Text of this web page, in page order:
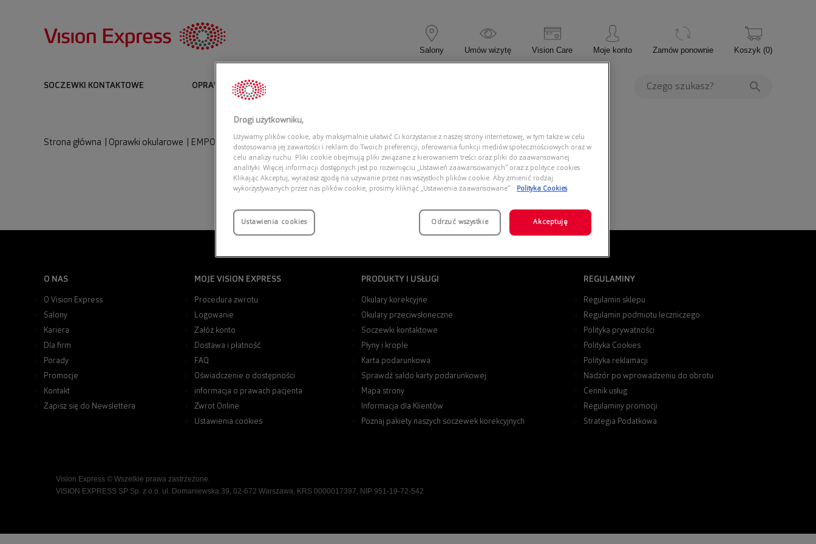
Salony Umów wizytę Vision Care Moje konto Zamów ponownie Koszyk (0)
SOCZEWKI KONTAKTOWE OPRAWKI I OKULARY KOREKCYJNE
Strona główna Oprawki okularowe EMPORIO ARMANI 0EA1175 3003
O NAS
O Vision Express
Salony
Kariera
Dla firm
Porady
Promocje
Kontakt
Zapisz się do Newslettera
MOJE VISION EXPRESS
Procedura zwrotu
Logowanie
Załóż konto
Dostawa i płatność
FAQ
Oświadczenie o dostępności
informacja o prawach pacjenta
Zwrot Online
Ustawienia cookies
PRODUKTY I USŁUGI
Okulary korekcyjne
Okulary przeciwsłoneczne
Soczewki kontaktowe
Płyny i krople
Karta podarunkowa
Sprawdź saldo karty podarunkowej
Mapa strony
Informacja dla Klientów
Poznaj pakiety naszych soczewek korekcyjnych
REGULAMINY
Regulamin sklepu
Regulamin podmiotu leczniczego
Polityka prywatności
Polityka Cookies
Polityka reklamacji
Nadzór po wprowadzeniu do obrotu
Cennik usług
Regulaminy promocji
Strategia Podatkowa
Vision Express © Wszelkie prawa zastrzeżone.
VISION EXPRESS SP Sp. z o.o. ul. Domaniewska 39, 02-672 Warszawa, KRS 0000017397, NIP 951-19-72-542
Drogi użytkowniku,
Używamy plików cookie, aby maksymalnie ułatwić Ci korzystanie z naszej strony internetowej, w tym także w celu
dostosowania jej zawartości i reklam do Twoich preferencji, oferowania funkcji mediów społecznościowych oraz w
celu analizy ruchu. Pliki cookie obejmują pliki związane z kierowaniem treści oraz pliki do zaawansowanej
analityki. Więcej informacji dostępnych jest po rozwinięciu „Ustawień zaawansowanych” oraz z polityce cookies.
Klikając Akceptuj, wyrażasz zgodę na używanie przez nas wszystkich plików cookie. Aby zmienić rodzaj
wykorzystywanych przez nas plików cookie, prosimy kliknąć „Ustawienia zaawansowane”.
Polityka Cookies
Ustawienia cookies Odrzuć wszystkie Akceptuję